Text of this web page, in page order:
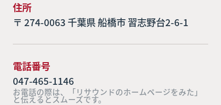
住所
〒 274-0063 千葉県 船橋市 習志野台2-6-1
電話番号
047-465-1146
お電話の際は、「リサウンドのホームページをみた」
と伝えるとスムーズです。